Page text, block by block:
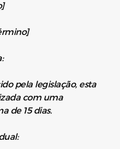
pela legislação, esta
com uma
de 15 dias.